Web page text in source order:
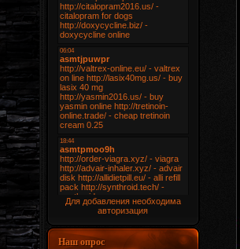
Для добавления необходима
авторизация
Наш опрос